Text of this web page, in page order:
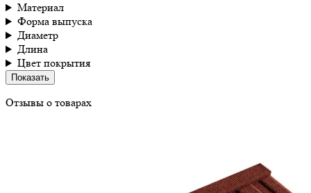
Материал
Форма выпуска
Диаметр
Длина
Цвет покрытия
Показать
Отзывы о товарах